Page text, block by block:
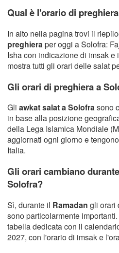
Qual è l'orario di
In alto nella pagina trovi il
preghieraper oggi a Solofra:
Isha con indicazione di imsak e
mostra tutti gli orari delle salat
Gli orari di preghiera a
Gli awkat salat a Solofrasono
in base alla posizione
della Lega Islamica Mondiale
aggiornati ogni giorno e
Italia.
Gli orari cambiano
Solofra?
Sì, durante il Ramadan gli orari
sono particolarmente
tabella dedicata con il
2027, con l'orario di imsak e